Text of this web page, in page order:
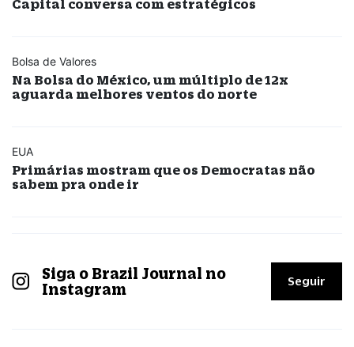
Capital conversa com estratégicos
Bolsa de Valores
Na Bolsa do México, um múltiplo de 12x
aguarda melhores ventos do norte
EUA
Primárias mostram que os Democratas não
sabem pra onde ir
Siga o Brazil Journal no
Instagram
Seguir